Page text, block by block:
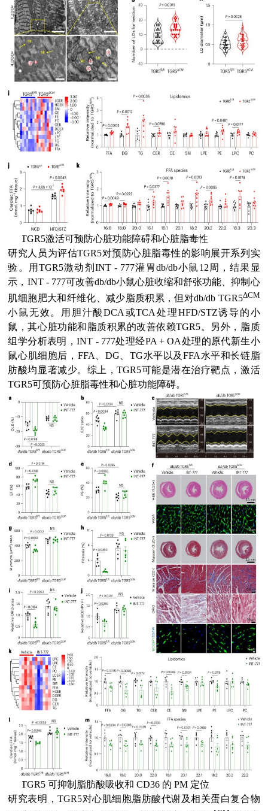
TGR5激活可预防心脏功能障碍和心脏脂毒性
研究人员为评估TGR5对预防心脏脂毒性的影响展开系列实
验。用TGR5激动剂INT - 777灌胃db/db小鼠12周，结果显
示，INT - 777可改善db/db小鼠心脏收缩和舒张功能、抑制心
肌细胞肥大和纤维化、减少脂质积累，但对db/db TGR5ΔCM
小鼠无效。用胆汁酸DCA或TCA处理HFD/STZ诱导的小
鼠，其心脏功能和脂质积累的改善依赖TGR5。另外，脂质
组学分析表明，INT - 777处理经PA + OA处理的原代新生小
鼠心肌细胞后，FFA、DG、TG水平以及FFA水平和长链脂
肪酸均显著减少。综上，TGR5可能是潜在治疗靶点，激活
TGR5可预防心脏脂毒性和心脏功能障碍。
TGR5 可抑制脂肪酸吸收和 CD36 的 PM 定位
研究表明，TGR5对心肌细胞脂肪酸代谢及相关蛋白复合物